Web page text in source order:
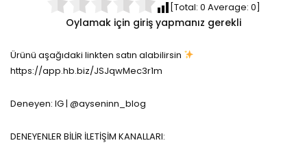
[Total: 0 Average: 0]
Oylamak için giriş yapmanız gerekli
Ürünü aşağıdaki linkten satın alabilirsin
https://app.hb.biz/JSJqwMec3r1m
Deneyen: IG | @ayseninn_blog
DENEYENLER BİLİR İLETİŞİM KANALLARI: